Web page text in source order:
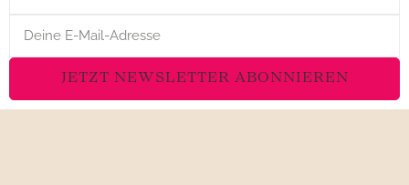
JETZT NEWSLETTER ABONNIEREN